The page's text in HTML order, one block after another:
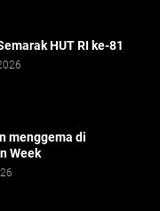
HUT RI ke-81
menggema di
Week